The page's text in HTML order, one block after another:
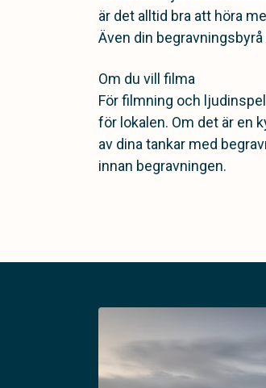
är det alltid bra att höra
Även din
Om du vill filma
För filmning och
för lokalen. Om det är en
av dina tankar med
innan begravningen.